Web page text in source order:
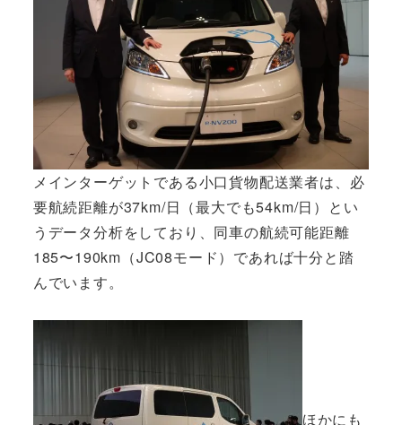
メインターゲットである小口貨物配送業者は、必
要航続距離が37km/日（最大でも54km/日）とい
うデータ分析をしており、同車の航続可能距離
185〜190km（JC08モード）であれば十分と踏
んでいます。
ほかにも